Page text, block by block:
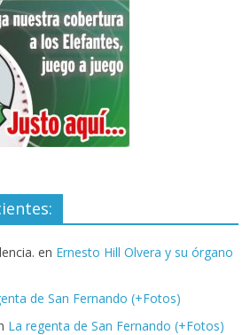
en Ernesto Hill Olvera y su órgano
de San Fernando (+Fotos)
La regenta de San Fernando (+Fotos)